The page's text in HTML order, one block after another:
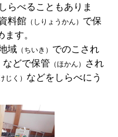
らべることもありま
料館 （しりょうかん） で保
す。
域 （ちいき） でのこされ
などで保管 （ほかん）
され
じく） などをしらべにう